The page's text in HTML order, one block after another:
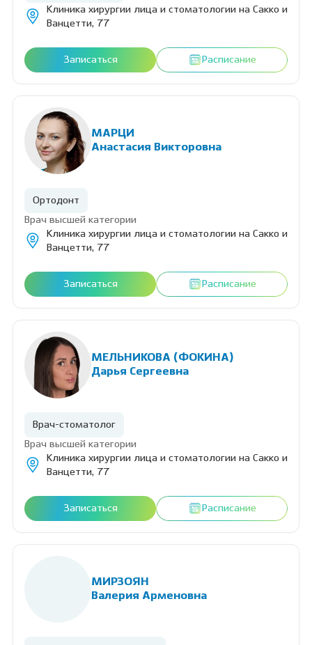
Клиника хирургии лица и стоматологии на Сакко и
Ванцетти, 77
Записаться Расписание
МАРЦИ
Анастасия Викторовна
Ортодонт
Врач высшей категории
Клиника хирургии лица и стоматологии на Сакко и
Ванцетти, 77
Записаться Расписание
МЕЛЬНИКОВА (ФОКИНА)
Дарья Сергеевна
Врач-стоматолог
Врач высшей категории
Клиника хирургии лица и стоматологии на Сакко и
Ванцетти, 77
Записаться Расписание
МИРЗОЯН
Валерия Арменовна